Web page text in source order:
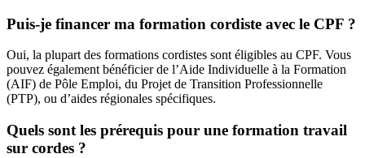
Puis-je financer ma formation cordiste avec le CPF ?
Oui, la plupart des formations cordistes sont éligibles au CPF. Vous
pouvez également bénéficier de l’Aide Individuelle à la Formation
(AIF) de Pôle Emploi, du Projet de Transition Professionnelle
(PTP), ou d’aides régionales spécifiques.
Quels sont les prérequis pour une formation travail
sur cordes ?